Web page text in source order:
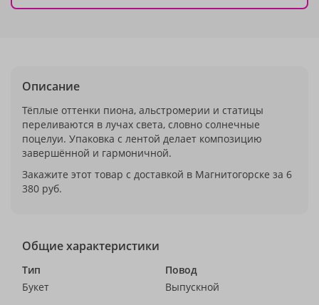
Описание
Тёплые оттенки пиона, альстромерии и статицы
переливаются в лучах света, словно солнечные
поцелуи. Упаковка с лентой делает композицию
завершённой и гармоничной.
Закажите этот товар с доставкой в Магнитогорске за 6
380 руб.
Общие характеристики
Тип
Букет
Повод
Выпускной